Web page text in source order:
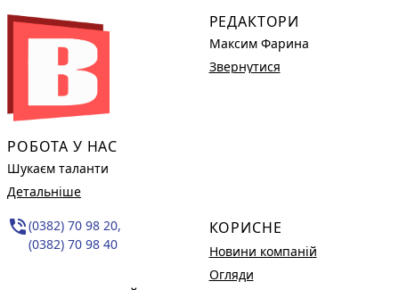
РОБОТА У НАС
Шукаєм таланти
Детальніше
phone_in_talk(0382) 70 98 20,
(0382) 70 98 40
РЕДАКТОРИ
Максим Фарина
Звернутися
КОРИСНЕ
Новини компаній
Огляди